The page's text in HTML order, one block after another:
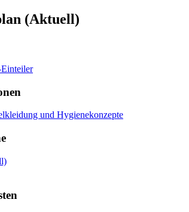
(Aktuell)
und Hygienekonzepte